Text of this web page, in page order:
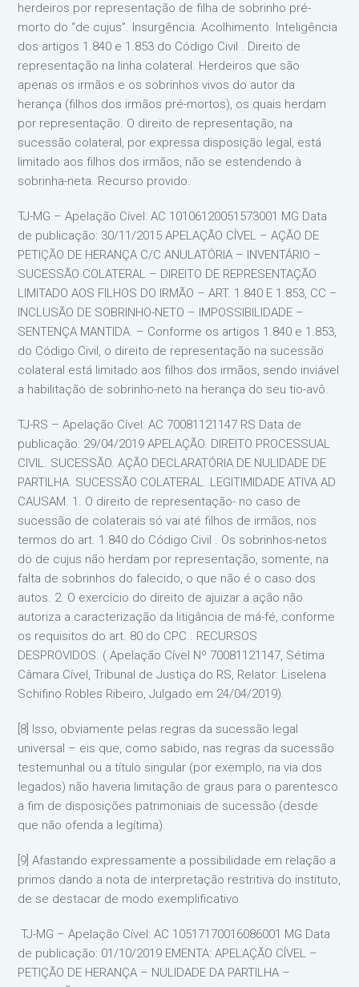
herdeiros por representação de filha de sobrinho pré-
morto do “de cujus”. Insurgência. Acolhimento. Inteligência
dos artigos 1.840 e 1.853 do Código Civil . Direito de
representação na linha colateral. Herdeiros que são
apenas os irmãos e os sobrinhos vivos do autor da
herança (filhos dos irmãos pré-mortos), os quais herdam
por representação. O direito de representação, na
sucessão colateral, por expressa disposição legal, está
limitado aos filhos dos irmãos, não se estendendo à
sobrinha-neta. Recurso provido.
TJ-MG – Apelação Cível: AC 10106120051573001 MG Data
de publicação: 30/11/2015 APELAÇÃO CÍVEL – AÇÃO DE
PETIÇÃO DE HERANÇA C/C ANULATÓRIA – INVENTÁRIO –
SUCESSÃO COLATERAL – DIREITO DE REPRESENTAÇÃO
LIMITADO AOS FILHOS DO IRMÃO – ART. 1.840 E 1.853, CC –
INCLUSÃO DE SOBRINHO-NETO – IMPOSSIBILIDADE –
SENTENÇA MANTIDA. – Conforme os artigos 1.840 e 1.853,
do Código Civil, o direito de representação na sucessão
colateral está limitado aos filhos dos irmãos, sendo inviável
a habilitação de sobrinho-neto na herança do seu tio-avô.
TJ-RS – Apelação Cível: AC 70081121147 RS Data de
publicação: 29/04/2019 APELAÇÃO. DIREITO PROCESSUAL
CIVIL. SUCESSÃO. AÇÃO DECLARATÓRIA DE NULIDADE DE
PARTILHA. SUCESSÃO COLATERAL. LEGITIMIDADE ATIVA AD
CAUSAM. 1. O direito de representação- no caso de
sucessão de colaterais só vai até filhos de irmãos, nos
termos do art. 1.840 do Código Civil . Os sobrinhos-netos
do de cujus não herdam por representação, somente, na
falta de sobrinhos do falecido, o que não é o caso dos
autos. 2. O exercício do direito de ajuizar a ação não
autoriza a caracterização da litigância de má-fé, conforme
os requisitos do art. 80 do CPC . RECURSOS
DESPROVIDOS. ( Apelação Cível Nº 70081121147, Sétima
Câmara Cível, Tribunal de Justiça do RS, Relator: Liselena
Schifino Robles Ribeiro, Julgado em 24/04/2019).
[8] Isso, obviamente pelas regras da sucessão legal
universal – eis que, como sabido, nas regras da sucessão
testemunhal ou a título singular (por exemplo, na via dos
legados) não haveria limitação de graus para o parentesco
a fim de disposições patrimoniais de sucessão (desde
que não ofenda a legítima).
[9] Afastando expressamente a possibilidade em relação a
primos dando a nota de interpretação restritiva do instituto,
de se destacar de modo exemplificativo
TJ-MG – Apelação Cível: AC 10517170016086001 MG Data
de publicação: 01/10/2019 EMENTA: APELAÇÃO CÍVEL –
PETIÇÃO DE HERANÇA – NULIDADE DA PARTILHA –